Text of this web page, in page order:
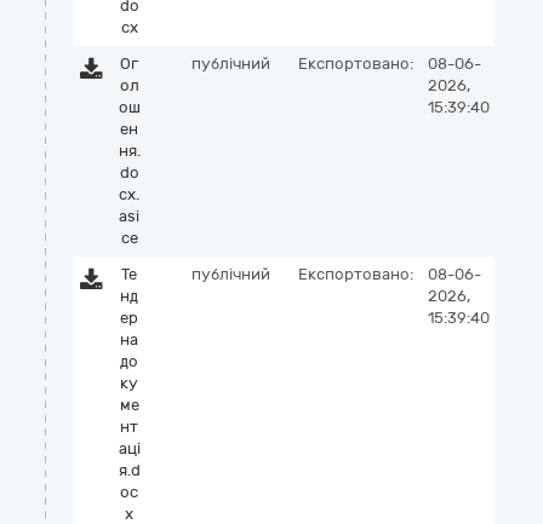
do
cx
Ог
ол
ош
ен
ня.
do
cx.
asi
ce
публічний Експортовано:
08-06-
2026,
15:39:40
Те
нд
ер
на
до
ку
ме
нт
аці
я.d
oc
x
публічний Експортовано:
08-06-
2026,
15:39:40